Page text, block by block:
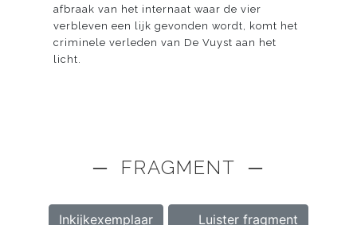
afbraak van het internaat waar de vier
verbleven een lijk gevonden wordt, komt het
criminele verleden van De Vuyst aan het
licht.
─ FRAGMENT ─
Inkijkexemplaar Luister fragment